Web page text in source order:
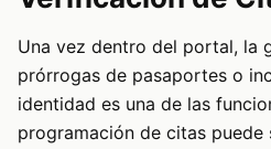
Una vez dentro del portal, la
prórrogas de pasaportes o
identidad es una de las
programación de citas